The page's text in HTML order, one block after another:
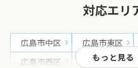
対応エリ
広島市中区 広島市東区
広島市西区
広島市安佐南